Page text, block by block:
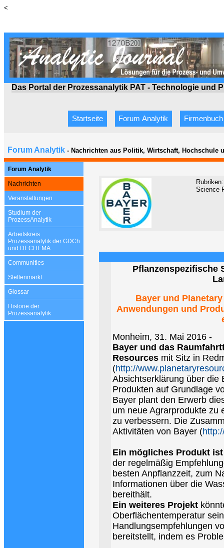
<
Das Portal der Prozessanalytik PAT - Technologie und
Startseite Forum Analytik Firmenbuch
Forum Analytik - Nachrichten aus Politik, Wirtschaft, Hochschule
Forum Analytik
Nachrichten
Veranstaltungen
Studium der
ProzessAnalytik
Arbeitskreis
Prozessanalytik der GDCh
und DECHEMA
Communities
Stellenmarkt
Glossar
Historie der
Prozessanalytik
Rubriken:
Science
Pflanzenspezifische
Bayer und
Anwendungen und
Monheim, 31. Mai 2016 -
Bayer und das
Resources mit Sitz in
(http://
Absichtserklärung über die
Produkten auf Grundlage
Bayer plant den Erwerb
um neue Agrarprodukte zu
zu verbessern. Die
Aktivitäten von Bayer (
Ein mögliches Produkt
der regelmäßig
besten Anpflanzzeit, zum
Informationen über die
bereithält.
Ein weiteres Projekt
Oberflächentemperatur
Handlungsempfehlungen
bereitstellt, indem es